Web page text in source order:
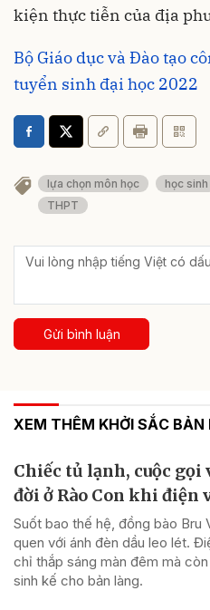
kiện thực tiễn của địa
Bộ Giáo dục và Đào tạo
tuyển sinh đại học 2022
lựa chọn môn học học sinh
THPT
Gửi bình luận
XEM THÊM KHỞI SẮC BẢN
Chiếc tủ lạnh, cuộc gọi
đời ở Rào Con khi điện
Suốt bao thế hệ, đồng bào Bru
quen với ánh đèn dầu leo lét.
chỉ thắp sáng màn đêm mà
sinh kế cho bản làng.